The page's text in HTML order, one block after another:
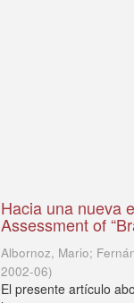
Hacia una nueva
Assessment of
Albornoz, Mario;
2002-06)
El presente artículo